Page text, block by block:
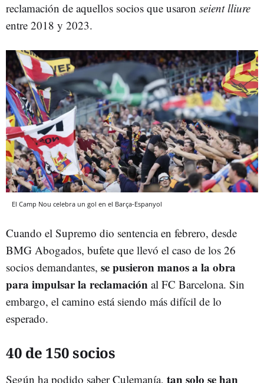
reclamación de aquellos socios que usaron seient lliure
entre 2018 y 2023.
El Camp Nou celebra un gol en el Barça-Espanyol
Cuando el Supremo dio sentencia en febrero, desde
BMG Abogados, bufete que llevó el caso de los 26
socios demandantes, se pusieron manos a la obra
para impulsar la reclamación al FC Barcelona. Sin
embargo, el camino está siendo más difícil de lo
esperado.
40 de 150 socios
Según ha podido saber Culemanía, tan solo se han